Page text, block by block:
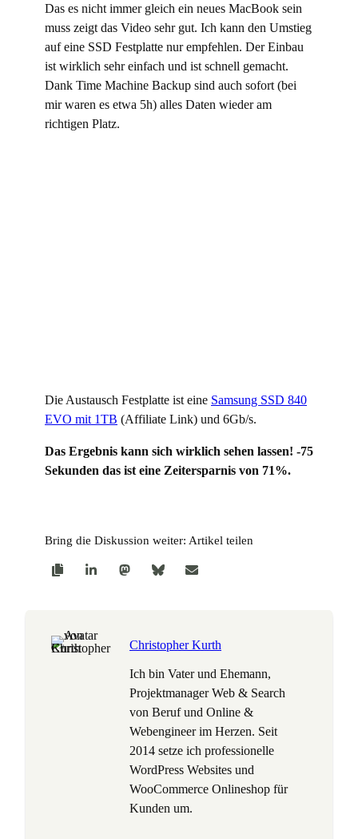
Das es nicht immer gleich ein neues MacBook sein
muss zeigt das Video sehr gut. Ich kann den Umstieg
auf eine SSD Festplatte nur empfehlen. Der Einbau
ist wirklich sehr einfach und ist schnell gemacht.
Dank Time Machine Backup sind auch sofort (bei
mir waren es etwa 5h) alles Daten wieder am
richtigen Platz.
Die Austausch Festplatte ist eine Samsung SSD 840
EVO mit 1TB (Affiliate Link) und 6Gb/s.
Das Ergebnis kann sich wirklich sehen lassen! -75
Sekunden das ist eine Zeitersparnis von 71%.
Bring die Diskussion weiter: Artikel teilen
Christopher Kurth
Ich bin Vater und Ehemann,
Projektmanager Web & Search
von Beruf und Online &
Webengineer im Herzen. Seit
2014 setze ich professionelle
WordPress Websites und
WooCommerce Onlineshop für
Kunden um.